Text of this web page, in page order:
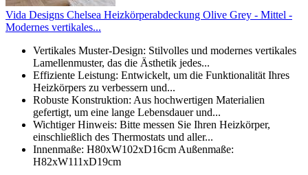
Vida Designs Chelsea Heizkörperabdeckung Olive Grey - Mittel -
Modernes vertikales...
Vertikales Muster-Design: Stilvolles und modernes vertikales
Lamellenmuster, das die Ästhetik jedes...
Effiziente Leistung: Entwickelt, um die Funktionalität Ihres
Heizkörpers zu verbessern und...
Robuste Konstruktion: Aus hochwertigen Materialien
gefertigt, um eine lange Lebensdauer und...
Wichtiger Hinweis: Bitte messen Sie Ihren Heizkörper,
einschließlich des Thermostats und aller...
Innenmaße: H80xW102xD16cm Außenmaße:
H82xW111xD19cm